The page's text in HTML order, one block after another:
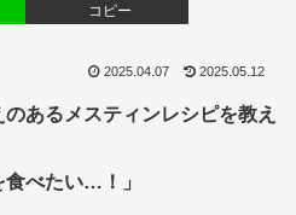
コピー
2025.04.07 2025.05.12
のあるメスティンレシピを教え
食べたい… ！」